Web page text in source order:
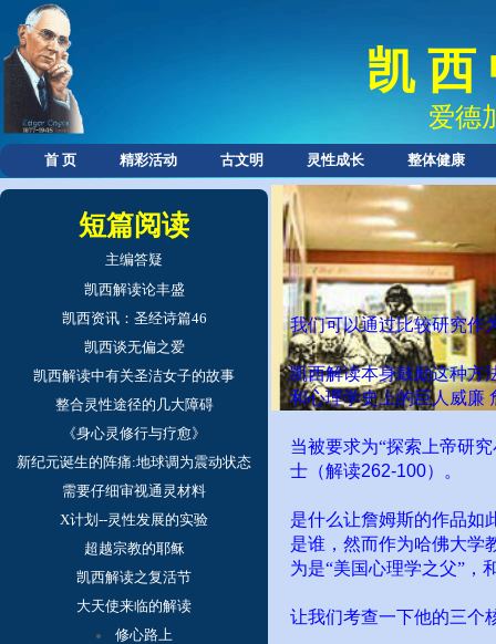
首 页 精彩活动 古文明 灵性成长 整体健康
凯 西
爱德
短篇阅读
主编答疑
凯西解读论丰盛
凯西资讯：圣经诗篇46
凯西谈无偏之爱
凯西解读中有关圣洁女子的故事
整合灵性途径的几大障碍
《身心灵修行与疗愈》
新纪元诞生的阵痛:地球调为震动状态
需要仔细审视通灵材料
X计划--灵性发展的实验
超越宗教的耶稣
凯西解读之复活节
大天使来临的解读
修心路上
我们可以通过比较研究作
凯西解读本身鼓励这种方
和心理学史上的巨人威廉
当被要求为“探索上帝研
士（解读262-100）。
是什么让詹姆斯的作品如
是谁，然而作为哈佛大学
为是“美国心理学之父”，
让我们考查一下他的三个